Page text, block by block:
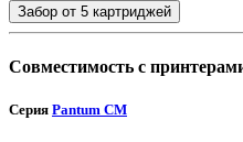
Забор от 5 картриджей
Совместимость с
Серия Pantum CM